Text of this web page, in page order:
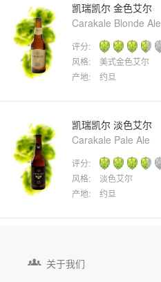
凯瑞凯尔 金色艾尔
Carakale Blonde Ale
评分:
风格:
美式金色艾尔
产地:
约旦
凯瑞凯尔 淡色艾尔
Carakale Pale Ale
评分:
风格:
淡色艾尔
产地:
约旦
 关于我们